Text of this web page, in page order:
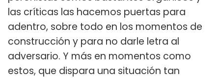
las críticas las hacemos puertas para
adentro, sobre todo en los momentos de
construcción y para no darle letra al
adversario. Y más en momentos como
estos, que dispara una situación tan